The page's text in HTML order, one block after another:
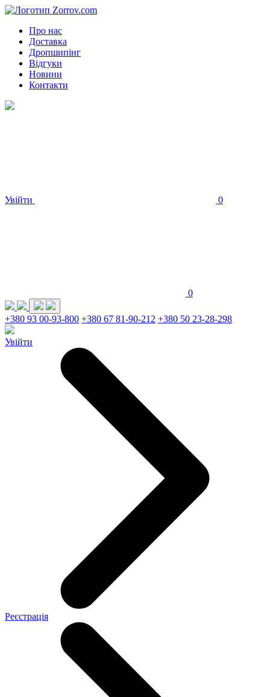
Про нас
Доставка
Дропшипінг
Відгуки
Новини
Контакти
Увійти 0
0
+380 93 00-93-800 +380 67 81-90-212 +380 50 23-28-298
Увійти
Реєстрація